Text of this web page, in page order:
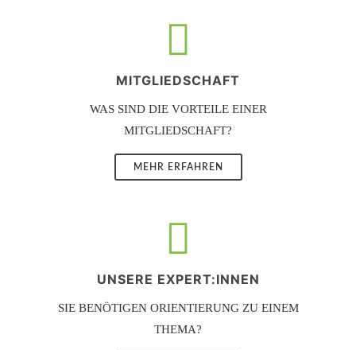
MITGLIEDSCHAFT
WAS SIND DIE VORTEILE EINER
MITGLIEDSCHAFT?
MEHR ERFAHREN
UNSERE EXPERT:INNEN
SIE BENÖTIGEN ORIENTIERUNG ZU EINEM
THEMA?